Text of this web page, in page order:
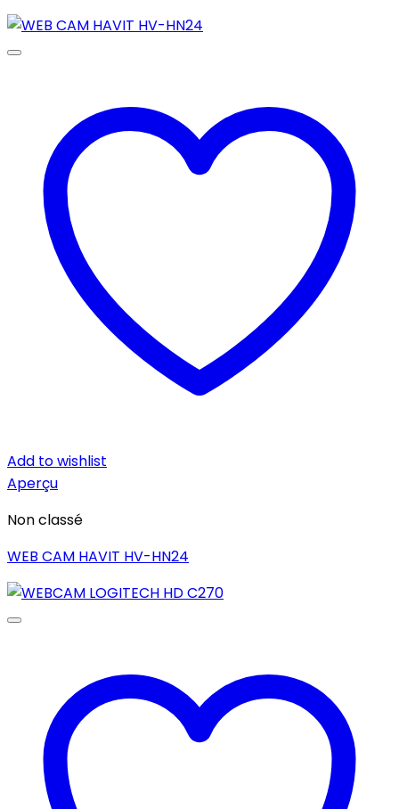
Add to wishlist
Aperçu
Non classé
WEB CAM HAVIT HV-HN24